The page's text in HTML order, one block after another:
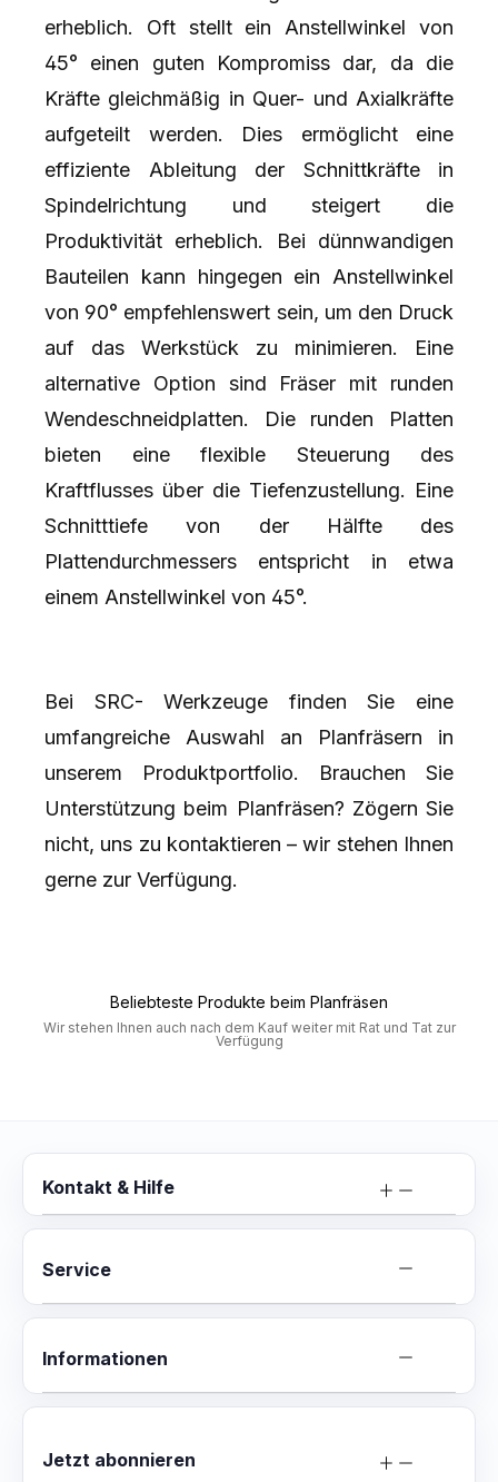
erheblich. Oft stellt ein Anstellwinkel von
45° einen guten Kompromiss dar, da die
Kräfte gleichmäßig in Quer- und Axialkräfte
aufgeteilt werden. Dies ermöglicht eine
effiziente Ableitung der Schnittkräfte in
Spindelrichtung und steigert die
Produktivität erheblich. Bei dünnwandigen
Bauteilen kann hingegen ein Anstellwinkel
von 90° empfehlenswert sein, um den Druck
auf das Werkstück zu minimieren. Eine
alternative Option sind Fräser mit runden
Wendeschneidplatten. Die runden Platten
bieten eine flexible Steuerung des
Kraftflusses über die Tiefenzustellung. Eine
Schnitttiefe von der Hälfte des
Plattendurchmessers entspricht in etwa
einem Anstellwinkel von 45°.
Bei SRC- Werkzeuge finden Sie eine
umfangreiche Auswahl an Planfräsern in
unserem Produktportfolio. Brauchen Sie
Unterstützung beim Planfräsen? Zögern Sie
nicht, uns zu kontaktieren – wir stehen Ihnen
gerne zur Verfügung.
Beliebteste Produkte beim Planfräsen
Wir stehen Ihnen auch nach dem Kauf weiter mit Rat und Tat zur
Verfügung
Kontakt & Hilfe
Service
Informationen
Jetzt abonnieren